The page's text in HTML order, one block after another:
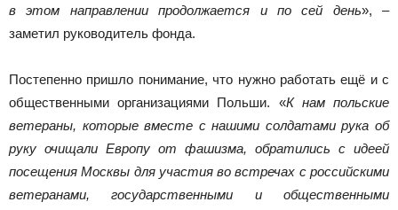
в этом направлении продолжается и по сей день», –
заметил руководитель фонда.
Постепенно пришло понимание, что нужно работать ещё и с
общественными организациями Польши. «К нам польские
ветераны, которые вместе с нашими солдатами рука об
руку очищали Европу от фашизма, обратились с идеей
посещения Москвы для участия во встречах с российскими
ветеранами, государственными и общественными